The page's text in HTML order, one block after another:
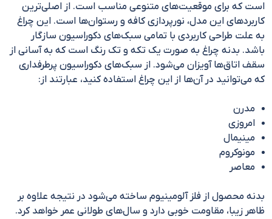
است که برای موقعیت‌های متنوعی مناسب است. از اصلی‌ترین
کاربردهای این مدل، نورپردازی کافه و رستوان‌ها است. این چراغ
به علت طراحی کاربردی با تمامی سبک‌های دکوراسیون سازگار
باشد. بدنه چراغ به صورت یک تکه و تک رنگ است که به آسانی از
سقف اتاق‌ها آویزان می‌شود. از سبک‌های دکوراسیون پرطرفداری
که می‌توانید در آن‌ها از این چراغ استفاده کنید، عبارتند از:
مدرن
امروزی
مینیمال
مونوکروم
معاصر
بدنه محصول از فلز آلومینیوم ساخته می‌شود در نتیجه علاوه بر
ظاهر زیبا، مقاومت خوبی دارد و سال‌های طولانی عمر خواهد کرد.